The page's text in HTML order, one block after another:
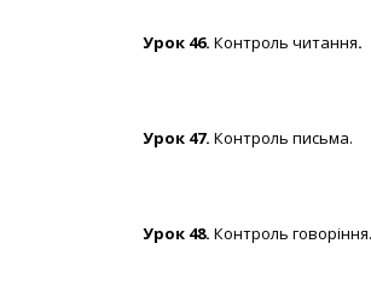
Урок 46. Контроль читання.
Урок 47. Контроль письма.
Урок 48. Контроль говоріння.